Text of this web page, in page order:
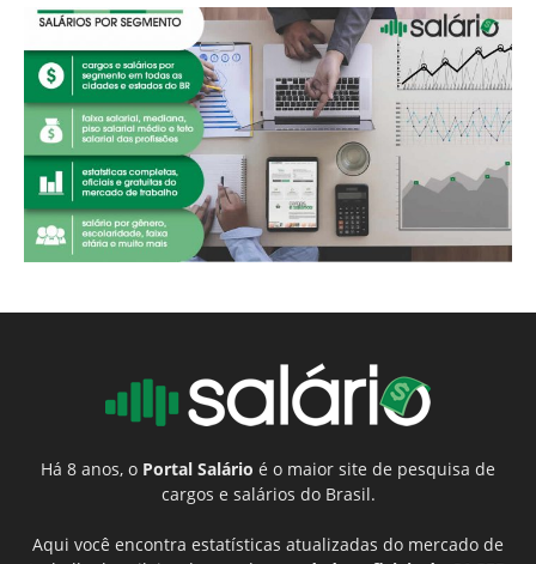
Há 8 anos, o Portal Salário é o maior site de pesquisa de
cargos e salários do Brasil.
Aqui você encontra estatísticas atualizadas do mercado de